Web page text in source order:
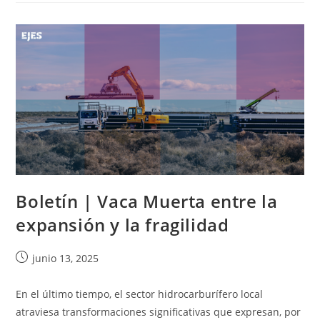
Boletín | Vaca Muerta entre la
expansión y la fragilidad
junio 13, 2025
En el último tiempo, el sector hidrocarburífero local
atraviesa transformaciones significativas que expresan, por